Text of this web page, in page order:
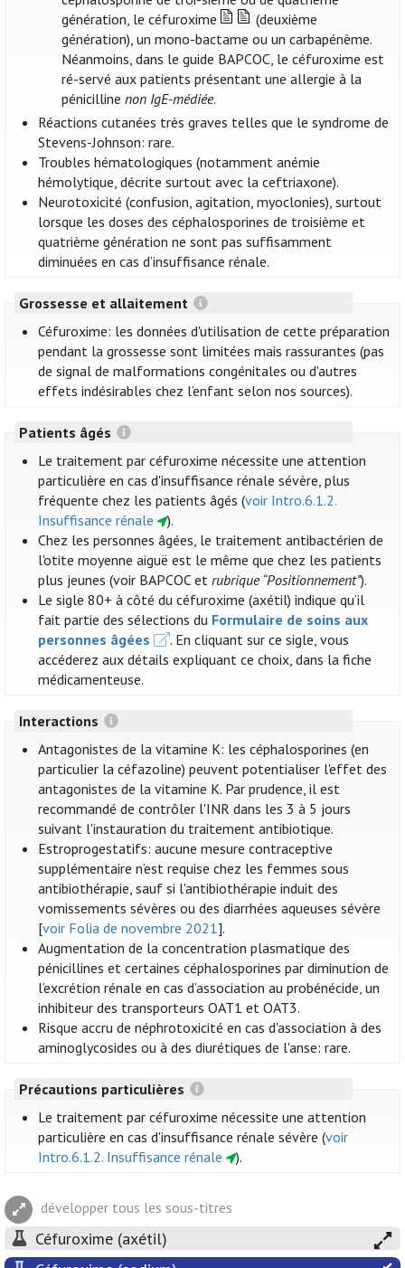
génération, le céfuroxime
(deuxième
génération), un mono-bactame ou un carbapénème.
Néanmoins, dans le guide BAPCOC, le céfuroxime est
ré-servé aux patients présentant une allergie à la
pénicillinenon IgE-médiée.
Réactions cutanées très graves telles que le syndrome de
Stevens-Johnson: rare.
Troubles hématologiques (notamment anémie
hémolytique, décrite surtout avec la ceftriaxone).
Neurotoxicité (confusion, agitation, myoclonies), surtout
lorsque les doses des céphalosporines de troisième et
quatrième génération ne sont pas suffisamment
diminuées en cas d’insuffisance rénale.
Grossesse et allaitement
Céfuroxime: les données d'utilisation de cette préparation
pendant la grossesse sont limitées mais rassurantes (pas
de signal de malformations congénitales ou d'autres
effets indésirables chez l’enfant selon nos sources).
Patients âgés
Le traitement par céfuroxime nécessite une attention
particulière en cas d'insuffisance rénale sévère, plus
fréquente chez les patients âgés (voir Intro.6.1.2.
Insuffisance rénale
).
Chez les personnes âgées, le traitement antibactérien de
l'otite moyenne aiguë est le même que chez les patients
plus jeunes (voir BAPCOC etrubrique “Positionnement”).
Le sigle 80+ à côté du céfuroxime (axétil) indique qu’il
fait partie des sélections du Formulaire de soins aux
personnes âgées
. En cliquant sur ce sigle, vous
accéderez aux détails expliquant ce choix, dans la fiche
médicamenteuse.
Interactions
Antagonistes de la vitamine K: les céphalosporines (en
particulier la céfazoline) peuvent potentialiser l'effet des
antagonistes de la vitamine K. Par prudence, il est
recommandé de contrôler l'INR dans les 3 à 5 jours
suivant l'instauration du traitement antibiotique.
Estroprogestatifs: aucune mesure contraceptive
supplémentaire n’est requise chez les femmes sous
antibiothérapie, sauf si l'antibiothérapie induit des
vomissements sévères ou des diarrhées aqueuses sévère
[voir Folia de novembre 2021].
Augmentation de la concentration plasmatique des
pénicillines et certaines céphalosporines par diminution de
l’excrétion rénale en cas d’association au probénécide, un
inhibiteur des transporteurs OAT1 et OAT3.
Risque accru de néphrotoxicité en cas d'association à des
aminoglycosides ou à des diurétiques de l'anse: rare.
Précautions particulières
Le traitement par céfuroxime nécessite une attention
particulière en cas d'insuffisance rénale sévère (voir
Intro.6.1.2. Insuffisance rénale
).
développer tous les sous-titres
Céfuroxime (axétil)